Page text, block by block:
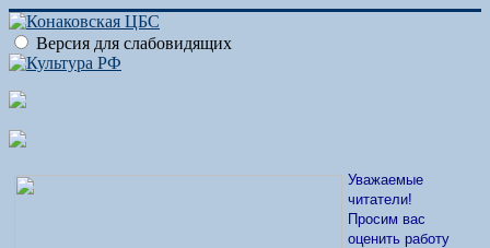
Версия для слабовидящих
Уважаемые
читатели!
Просим вас
оценить работу